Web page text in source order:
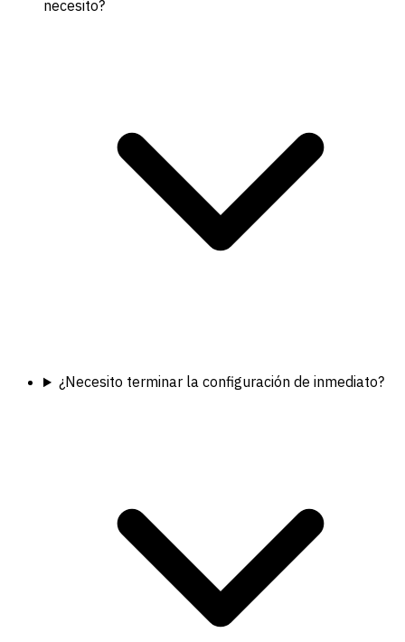
necesito?
¿Necesito terminar la configuración de inmediato?